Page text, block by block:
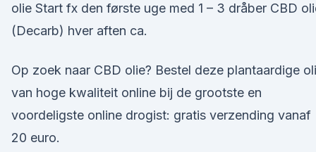
olie Start fx den første uge med 1 – 3 dråber CBD
(Decarb) hver aften ca.
Op zoek naar CBD olie? Bestel deze plantaardige
van hoge kwaliteit online bij de grootste en
voordeligste online drogist: gratis verzending vanaf
20 euro.